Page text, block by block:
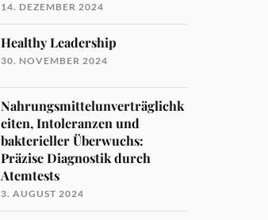
14. DEZEMBER 2024
Healthy Leadership
30. NOVEMBER 2024
Nahrungsmittelunverträglichk
eiten, Intoleranzen und
bakterieller Überwuchs:
Präzise Diagnostik durch
Atemtests
3. AUGUST 2024